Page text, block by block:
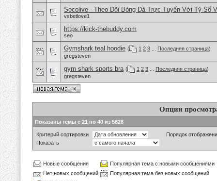
Socolive - Theo Dõi Bóng Đá Trực Tuyến Với Tỷ Số
vsbetlove1
https://kick-thebuddy.com
seo
Gymshark teal hoodie ( 1 2 3 Последняя страница)
gregsteven
gym shark sports bra ( 1 2 3 Последняя страница)
gregsteven
Опции
Показаны темы с 21 по 40 из 5828
Критерий сортировки
Порядок
Показать
Новые сообщения
Популярная тема с новыми сообщениями
Нет новых сообщений
Популярная тема без новых сообщений